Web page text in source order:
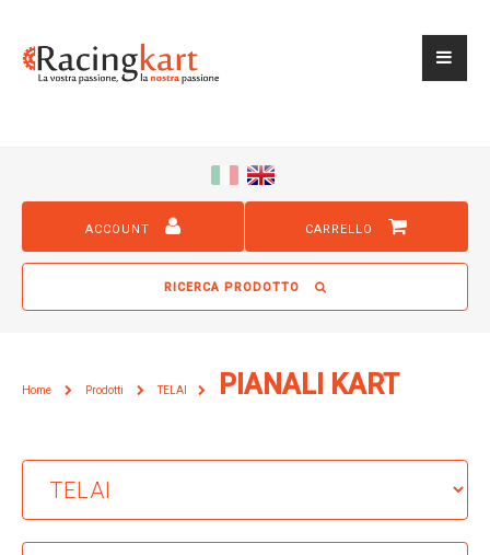
ACCOUNT CARRELLO
RICERCA PRODOTTO
Home Prodotti TELAI PIANALI KART